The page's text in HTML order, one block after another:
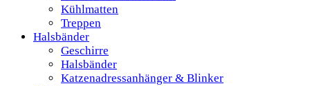
Kühlmatten
Treppen
Halsbänder
Geschirre
Halsbänder
Katzenadressanhänger & Blinker